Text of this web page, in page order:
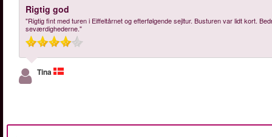
Rigtig god
"Rigtig fint med turen i Eiffeltårnet og efterfølgende sejltur. Busturen var lidt kort.
seværdighederne."
Tina